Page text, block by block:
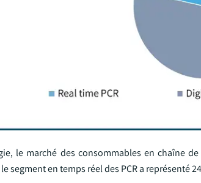
le marché des consommables en chaîne
segment en temps réel des PCR a représenté